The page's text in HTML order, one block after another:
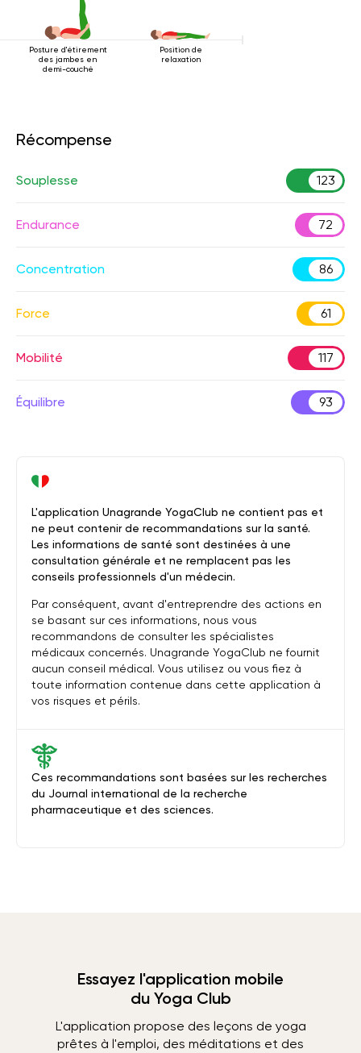
Posture d'étirement
des jambes en
demi-couché
Position de
relaxation
Récompense
Souplesse 123
Endurance 72
Concentration 86
Force 61
Mobilité 117
Équilibre 93
Ces recommandations sont basées sur les recherches
du Journal international de la recherche
pharmaceutique et des sciences.
L'application Unagrande YogaClub ne contient pas et
ne peut contenir de recommandations sur la santé.
Les informations de santé sont destinées à une
consultation générale et ne remplacent pas les
conseils professionnels d'un médecin.
Par conséquent, avant d'entreprendre des actions en
se basant sur ces informations, nous vous
recommandons de consulter les spécialistes
médicaux concernés. Unagrande YogaClub ne fournit
aucun conseil médical. Vous utilisez ou vous fiez à
toute information contenue dans cette application à
vos risques et périls.
Essayez l'application mobile
du Yoga Club
L'application propose des leçons de yoga
prêtes à l'emploi, des méditations et des